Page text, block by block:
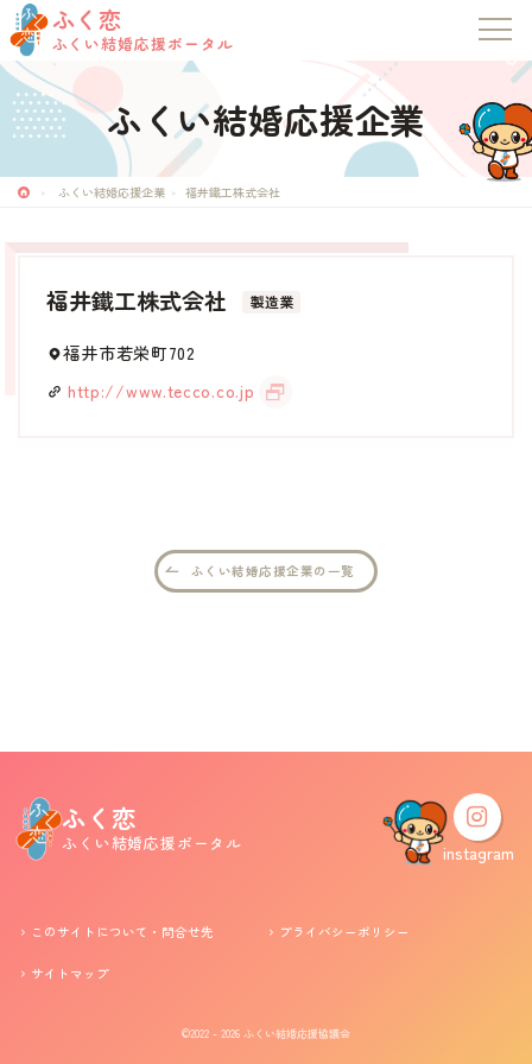
ふく恋
ふくい結婚応援ポータル
ふく恋
ふくい結婚応援ポータル
トップページ
お知らせ
ふくい婚活サポートセンターについて
このサイトについて・問合せ先
プライバシーポリシー
ふくい結婚応援企業
ふくい結婚応援企業 福井鐵工株式会社
福井鐵工株式会社 製造業
福井市若栄町702
http://www.tecco.co.jp
ふくい結婚応援企業の一覧
ふく恋
ふくい結婚応援ポータル instagram
このサイトについて・問合せ先 プライバシーポリシー
サイトマップ
©2022 - 2026 ふくい結婚応援協議会